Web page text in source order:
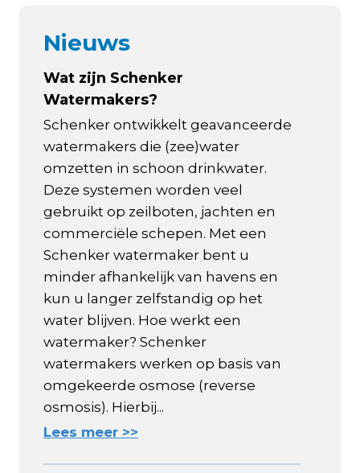
Nieuws
Wat zijn Schenker
Watermakers?
Schenker ontwikkelt geavanceerde
watermakers die (zee)water
omzetten in schoon drinkwater.
Deze systemen worden veel
gebruikt op zeilboten, jachten en
commerciële schepen. Met een
Schenker watermaker bent u
minder afhankelijk van havens en
kun u langer zelfstandig op het
water blijven. Hoe werkt een
watermaker? Schenker
watermakers werken op basis van
omgekeerde osmose (reverse
osmosis). Hierbij...
Lees meer >>